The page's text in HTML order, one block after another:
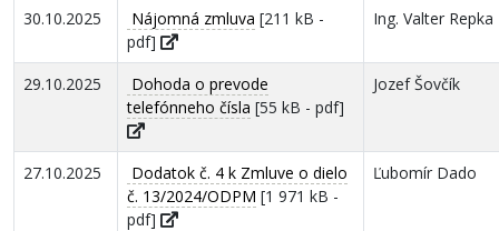
30.10.2025 Nájomná zmluva [211 kB -
pdf]
Ing. Valter Repka
29.10.2025
Dohoda o prevode
telefónneho čísla [55 kB - pdf]
Jozef Šovčík
27.10.2025
Dodatok č. 4 k Zmluve o dielo
č. 13/2024/ODPM [1 971 kB -
pdf]
Ľubomír Dado